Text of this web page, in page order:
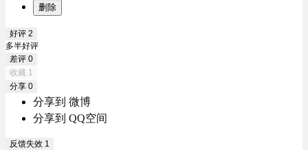
删除
好评 2
多半好评
差评 0
收藏 1
分享 0
分享到 微博
分享到 QQ空间
反馈失效 1